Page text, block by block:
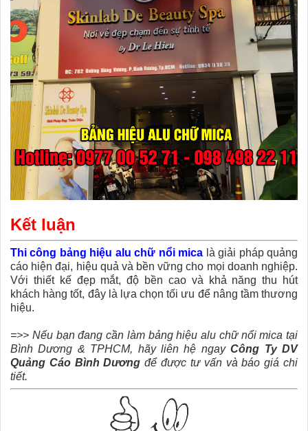
Kết luận
Thi công bảng hiệu alu chữ nổi mica là giải pháp quảng
cáo hiện đại, hiệu quả và bền vững cho mọi doanh nghiệp.
Với thiết kế đẹp mắt, độ bền cao và khả năng thu hút
khách hàng tốt, đây là lựa chọn tối ưu để nâng tầm thương
hiệu.
=>> Nếu bạn đang cần làm bảng hiệu alu chữ nổi mica tại
Bình Dương & TPHCM, hãy liên hệ ngayCông Ty DV
Quảng Cáo Bình Dương để được tư vấn và báo giá chi
tiết.